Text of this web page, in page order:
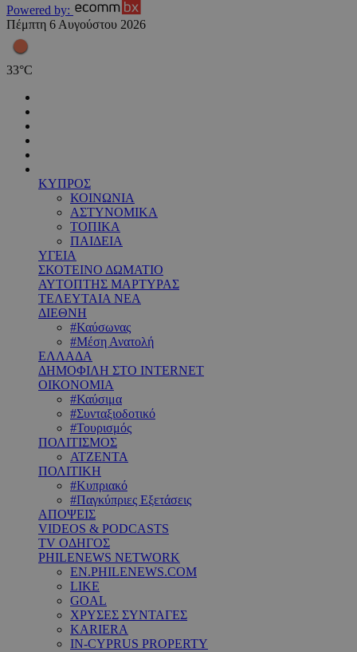
Powered by:
Πέμπτη 6 Αυγούστου 2026
33°C
ΚΥΠΡΟΣ
ΚΟΙΝΩΝΙΑ
ΑΣΤΥΝΟΜΙΚΑ
ΤΟΠΙΚΑ
ΠΑΙΔΕΙΑ
ΥΓΕΙΑ
ΣΚΟΤΕΙΝΟ ΔΩΜΑΤΙΟ
ΑΥΤΟΠΤΗΣ ΜΑΡΤΥΡΑΣ
ΤΕΛΕΥΤΑΙΑ ΝΕΑ
ΔΙΕΘΝΗ
#Καύσωνας
#Μέση Ανατολή
ΕΛΛΑΔΑ
ΔΗΜΟΦΙΛΗ ΣΤΟ INTERNET
ΟΙΚΟΝΟΜΙΑ
#Καύσιμα
#Συνταξιοδοτικό
#Τουρισμός
ΠΟΛΙΤΙΣΜΟΣ
ΑΤΖΕΝΤΑ
ΠΟΛΙΤΙΚΗ
#Κυπριακό
#Παγκύπριες Εξετάσεις
ΑΠΟΨΕΙΣ
VIDEOS & PODCASTS
TV ΟΔΗΓΟΣ
PHILENEWS NETWORK
EN.PHILENEWS.COM
LIKE
GOAL
ΧΡΥΣΕΣ ΣΥΝΤΑΓΕΣ
KARIERA
IN-CYPRUS PROPERTY